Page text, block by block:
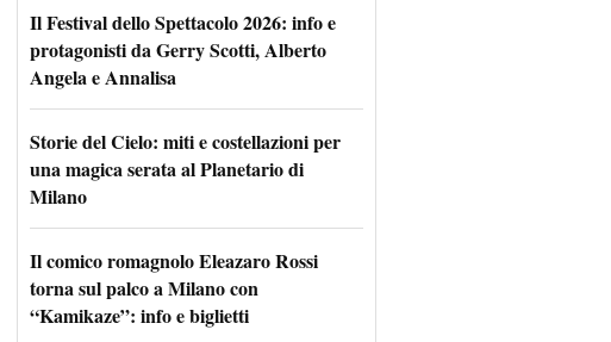
Il Festival dello Spettacolo 2026: info e
protagonisti da Gerry Scotti, Alberto
Angela e Annalisa
Storie del Cielo: miti e costellazioni per
una magica serata al Planetario di
Milano
Il comico romagnolo Eleazaro Rossi
torna sul palco a Milano con
“Kamikaze”: info e biglietti